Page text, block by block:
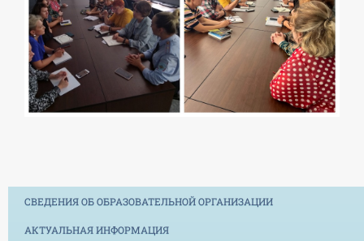
СВЕДЕНИЯ ОБ ОБРАЗОВАТЕЛЬНОЙ ОРГАНИЗАЦИИ
АКТУАЛЬНАЯ ИНФОРМАЦИЯ